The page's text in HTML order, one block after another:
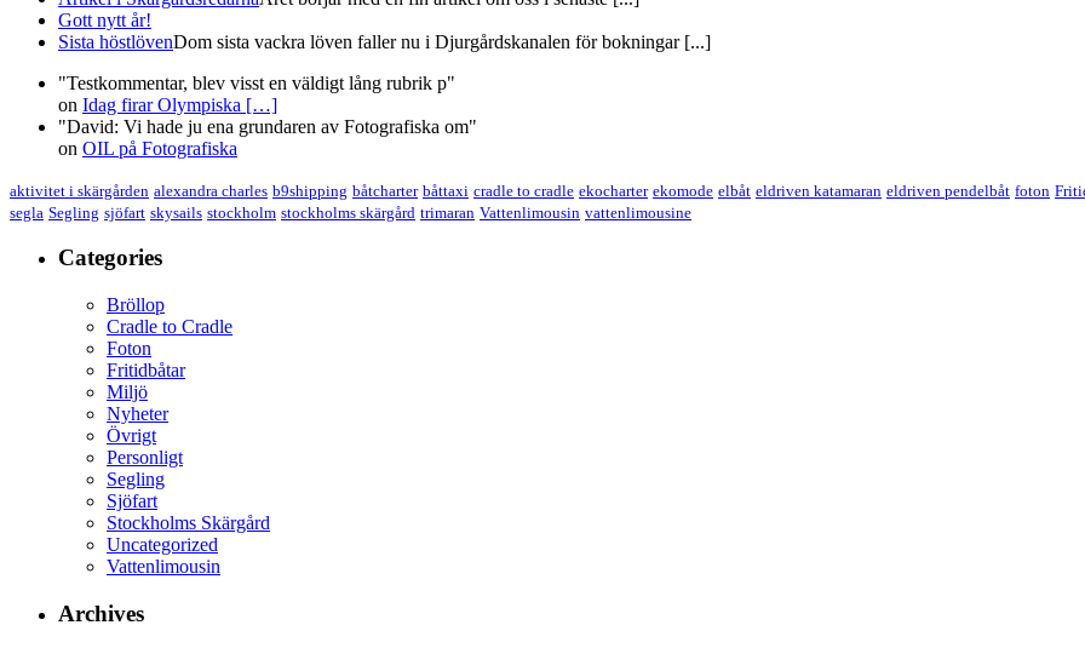
Gott nytt år!
Sista höstlövenDom sista vackra löven faller nu i Djurgårdskanalen för bokningar [...]
"Testkommentar, blev visst en väldigt lång rubrik p"
on Idag firar Olympiska […]
"David: Vi hade ju ena grundaren av Fotografiska om"
on OIL på Fotografiska
aktivitet i skärgården alexandra charles b9shipping båtcharter båttaxi cradle to cradle ekocharter ekomode elbåt eldriven katamaran eldriven pendelbåt foton
segla Segling sjöfart skysails stockholm stockholms skärgård trimaran Vattenlimousin vattenlimousine
Categories
Bröllop
Cradle to Cradle
Foton
Fritidbåtar
Miljö
Nyheter
Övrigt
Personligt
Segling
Sjöfart
Stockholms Skärgård
Uncategorized
Vattenlimousin
Archives